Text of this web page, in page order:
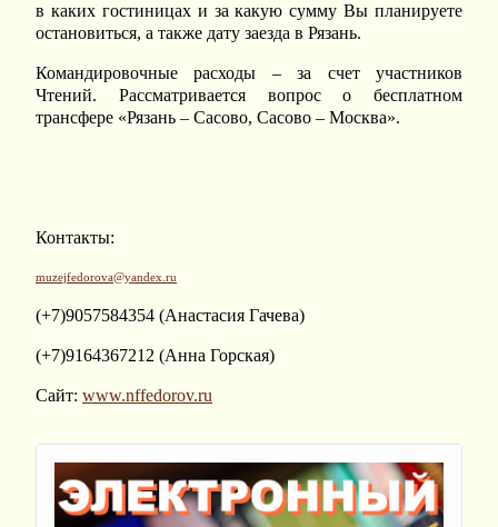
в каких гостиницах и за какую сумму Вы планируете
остановиться, а также дату заезда в Рязань.
Командировочные расходы – за счет участников
Чтений. Рассматривается вопрос о бесплатном
трансфере «Рязань – Сасово, Сасово – Москва».
Контакты:
muzejfedorova@yandex.ru
(+7)9057584354 (Анастасия Гачева)
(+7)9164367212 (Анна Горская)
Сайт: www.nffedorov.ru